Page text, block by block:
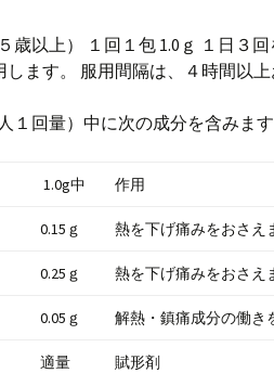
歳以上） １回１包 1.0ｇ １日３
ます。 服用間隔は、４時間以
１回量）中に次の成分を含みます
1.0g中 作用
0.15ｇ 熱を下げ痛みをおさえ
0.25ｇ 熱を下げ痛みをおさえ
0.05ｇ 解熱・鎮痛成分の働き
適量 賦形剤